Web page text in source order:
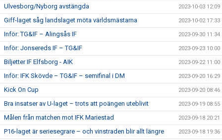
Ulvesborg/Nyborg avstängda 2023-10-03 12:09
Giff-laget såg landslaget möta världsmästarna 2023-10-02 17:33
Inför: TG&IF – Alingsås IF 2023-09-30 11:34
Inför: Jonsereds IF – TG&IF 2023-09-23 10:00
Biljetter IF Elfsborg - AIK 2023-09-22 11:00
Inför: IFK Skövde – TG&IF – semifinal i DM 2023-09-20 16:29
Kick On Cup 2023-09-20 08:46
Bra insatser av U-laget – trots att poängen uteblivit 2023-09-19 08:55
Målen från matchen mot IFK Mariestad 2023-09-18 20:21
P16-laget är seriesegrare – och vinstraden blir allt längre 2023-09-18 19:36